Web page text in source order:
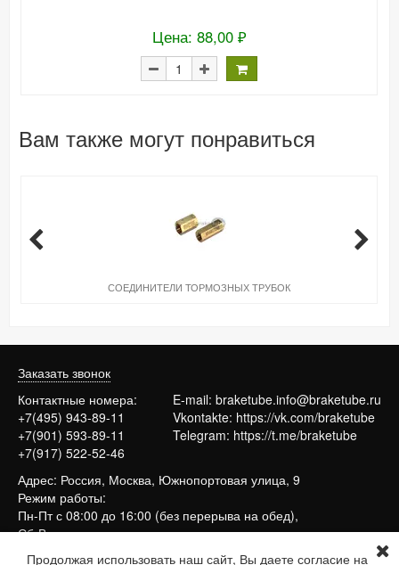
Цена: 88,00 ₽
Вам также могут понравиться
СОЕДИНИТЕЛИ ТОРМОЗНЫХ ТРУБОК
Заказать звонок
Контактные номера:
+7(495) 943-89-11
+7(901) 593-89-11
+7(917) 522-52-46
Адрес: Россия, Москва, Южнопортовая улица, 9
Режим работы:
Пн-Пт с 08:00 до 16:00 (без перерыва на обед),
Сб-Вс выходные
E-mail: braketube.info@braketube.ru
Vkontakte: https://vk.com/braketube
Telegram: https://t.me/braketube
Продолжая использовать наш сайт, Вы даете согласие на